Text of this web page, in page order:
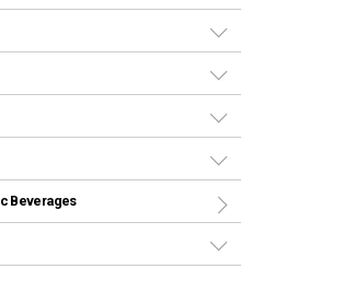
リー
ーブ
ール
ル
プ
プ
トル
ル
グ
リー
バッグ
クパック
サコッシュ
ャリー
ア雑貨
ル
車
ル
Beverages